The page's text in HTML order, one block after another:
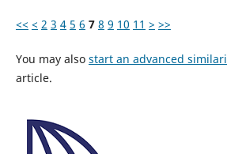
<< < 2 3 4 5 6 7 8 9 10 11 > >>
You may also start an advanced
article.